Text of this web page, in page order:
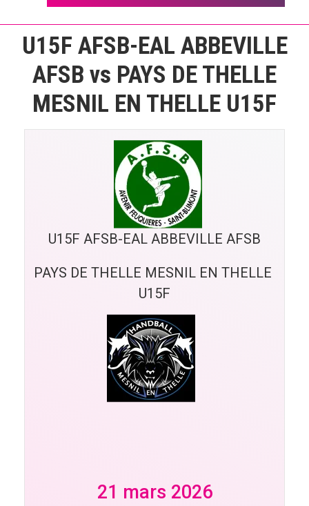
U15F AFSB-EAL ABBEVILLE
AFSB vs PAYS DE THELLE
MESNIL EN THELLE U15F
U15F AFSB-EAL ABBEVILLE AFSB
PAYS DE THELLE MESNIL EN THELLE
U15F
21 mars 2026